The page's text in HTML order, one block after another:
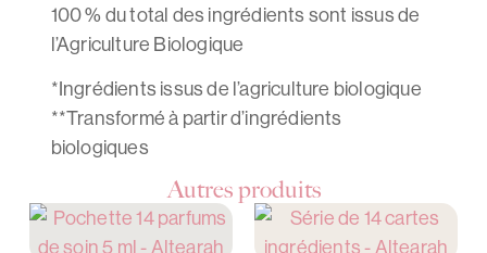
100 % du total des ingrédients sont issus de
l’Agriculture Biologique
*Ingrédients issus de l’agriculture biologique
**Transformé à partir d’ingrédients
biologiques
Autres produits